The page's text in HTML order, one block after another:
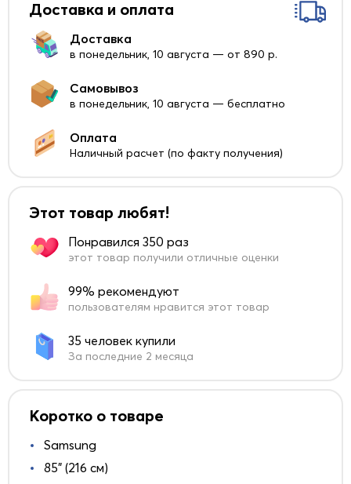
Доставка и оплата
Доставка
в понедельник, 10 августа — от 890 р.
Самовывоз
в понедельник, 10 августа — бесплатно
Оплата
Наличный расчет (по факту получения)
Этот товар любят!
Понравился 350 раз
этот товар получили отличные оценки
99% рекомендуют
пользователям нравится этот товар
35 человек купили
За последние 2 месяца
Коротко о товаре
Samsung
85" (216 см)